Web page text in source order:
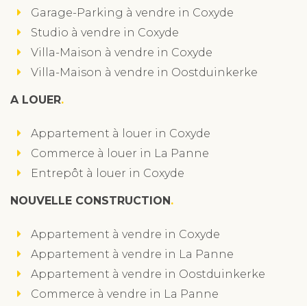
Garage-Parking à vendre in Coxyde
Studio à vendre in Coxyde
Villa-Maison à vendre in Coxyde
Villa-Maison à vendre in Oostduinkerke
A LOUER
Appartement à louer in Coxyde
Commerce à louer in La Panne
Entrepôt à louer in Coxyde
NOUVELLE CONSTRUCTION
Appartement à vendre in Coxyde
Appartement à vendre in La Panne
Appartement à vendre in Oostduinkerke
Commerce à vendre in La Panne